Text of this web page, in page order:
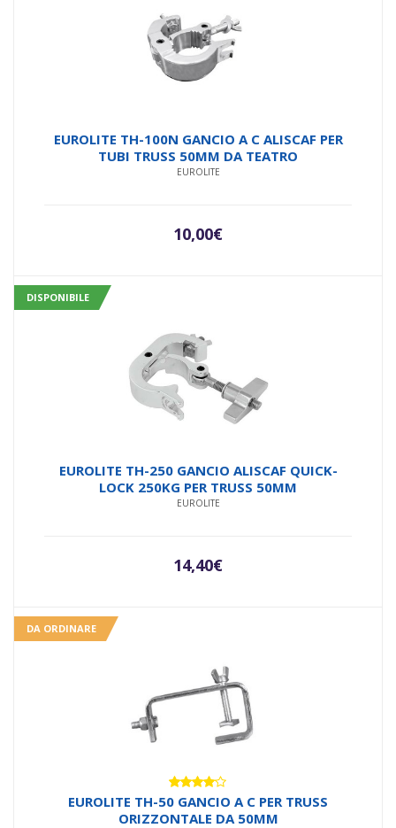
EUROLITE TH-100N GANCIO A C ALISCAF PER
TUBI TRUSS 50MM DA TEATRO
EUROLITE
10,00€
DISPONIBILE
EUROLITE TH-250 GANCIO ALISCAF QUICK-
LOCK 250KG PER TRUSS 50MM
EUROLITE
14,40€
DA ORDINARE
Valutato
4.00su
EUROLITE TH-50 GANCIO A C PER TRUSS
ORIZZONTALE DA 50MM